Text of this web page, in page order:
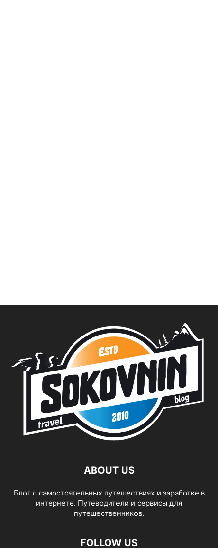
ABOUT US
Блог о самостоятельных путешествиях и заработке в
интернете. Путеводители и сервисы для
путешественников.
FOLLOW US